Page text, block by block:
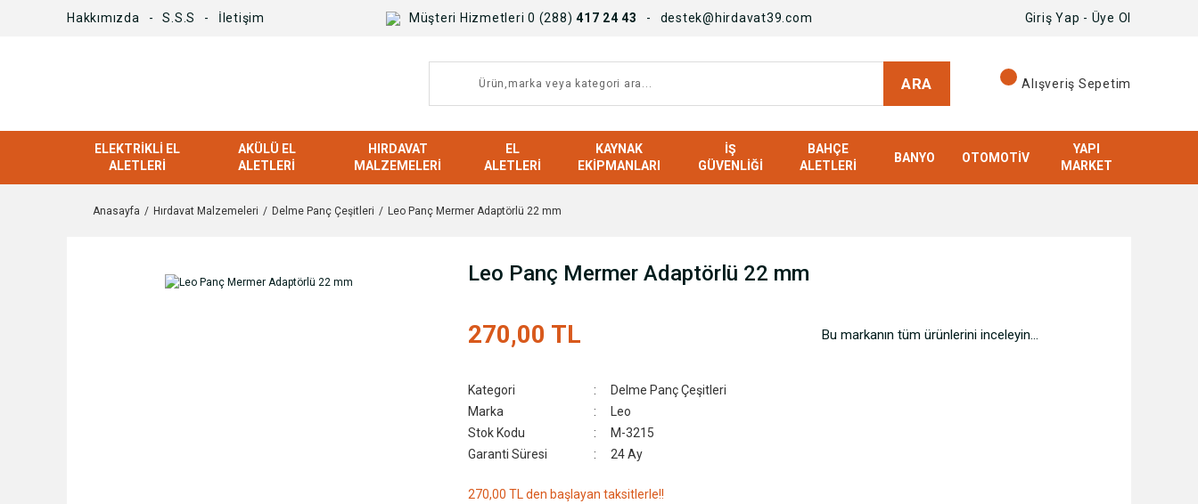
Hakkımızda S.S.S İletişim Müşteri Hizmetleri 0 (288) 417 24 43 destek@hirdavat39.com Giriş Yap - Üye Ol
ARA Alışveriş Sepetim
ELEKTRIKLI EL
ALETLERI
AKÜLÜ EL
ALETLERI
HIRDAVAT
MALZEMELERI
EL
ALETLERI
KAYNAK
EKIPMANLARI
İŞ
GÜVENLIĞI
BAHÇE
ALETLERI
BANYO OTOMOTIV
YAPI
MARKET
Anasayfa Hırdavat Malzemeleri Delme Panç Çeşitleri Leo Panç Mermer Adaptörlü 22 mm
Leo Panç Mermer Adaptörlü 22 mm
270,00 TL Bu markanın tüm ürünlerini inceleyin...
Kategori
Delme Panç Çeşitleri
Marka
Leo
Stok Kodu
M-3215
Garanti Süresi
24 Ay
270,00 TL den başlayan taksitlerle!!